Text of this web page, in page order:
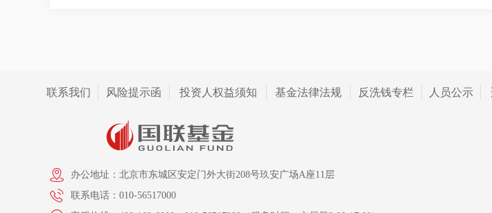
联系我们 风险提示函 投资人权益须知 基金法律法规 反洗钱专栏 人员公示
办公地址：北京市东城区安定门外大街208号玖安广场A座11层
联系电话：010-56517000